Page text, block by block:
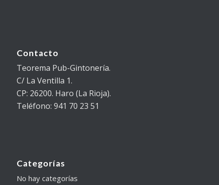
Contacto
Teorema Pub-Gintonería.
C/ La Ventilla 1.
CP: 26200. Haro (La Rioja).
Teléfono: 941 70 23 51
Categorías
No hay categorías